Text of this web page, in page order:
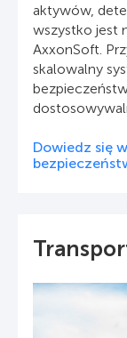
aktywów,
wszystko jest
AxxonSoft.
skalowalny
Dowiedz się